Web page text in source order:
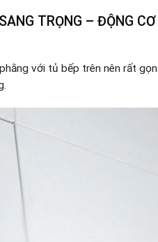
TRỌNG – ĐỘNG CƠ
với tủ bếp trên nên rất gọn